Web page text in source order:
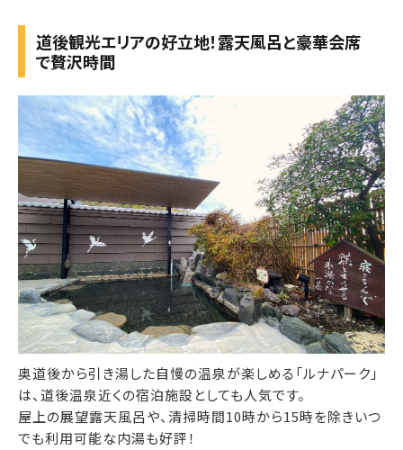
道後観光エリアの好立地！露天風呂と豪華会席
で贅沢時間
奥道後から引き湯した自慢の温泉が楽しめる「ルナパーク」
は、道後温泉近くの宿泊施設としても人気です。
屋上の展望露天風呂や、清掃時間10時から15時を除きいつ
でも利用可能な内湯も好評！